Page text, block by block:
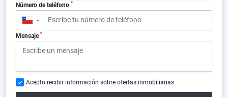
Número de teléfono *
▼
Mensaje *
Acepto recibir información sobre ofertas inmobiliarias